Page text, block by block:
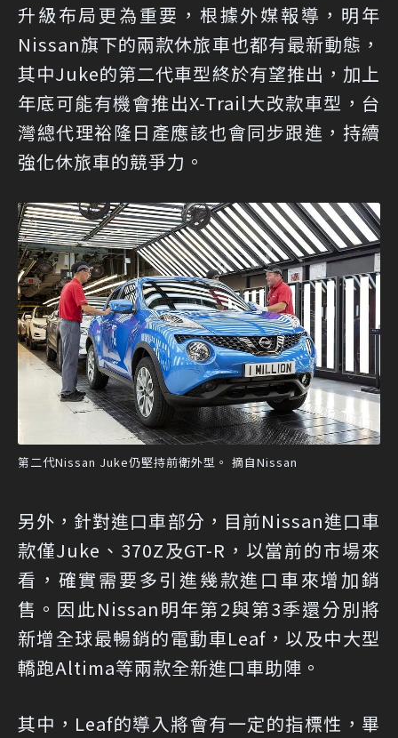
升級布局更為重要，根據外媒報導，明年
Nissan旗下的兩款休旅車也都有最新動態，
其中Juke的第二代車型終於有望推出，加上
年底可能有機會推出X-Trail大改款車型，台
灣總代理裕隆日產應該也會同步跟進，持續
強化休旅車的競爭力。
第二代Nissan Juke仍堅持前衛外型。 摘自Nissan
另外，針對進口車部分，目前Nissan進口車
款僅Juke、370Z及GT-R，以當前的市場來
看，確實需要多引進幾款進口車來增加銷
售。因此Nissan明年第2與第3季還分別將
新增全球最暢銷的電動車Leaf，以及中大型
轎跑Altima等兩款全新進口車助陣。
其中，Leaf的導入將會有一定的指標性，畢